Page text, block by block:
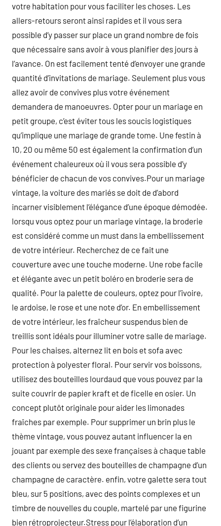
votre habitation pour vous faciliter les choses. Les
allers-retours seront ainsi rapides et il vous sera
possible d’y passer sur place un grand nombre de fois
que nécessaire sans avoir à vous planifier des jours à
l’avance. On est facilement tenté d’envoyer une grande
quantité d’invitations de mariage. Seulement plus vous
allez avoir de convives plus votre événement
demandera de manoeuvres. Opter pour un mariage en
petit groupe, c’est éviter tous les soucis logistiques
qu’implique une mariage de grande tome. Une festin à
10, 20 ou même 50 est également la confirmation d’un
événement chaleureux où il vous sera possible d’y
bénéficier de chacun de vos convives.Pour un mariage
vintage, la voiture des mariés se doit de d’abord
incarner visiblement l’élégance d’une époque démodée.
lorsqu vous optez pour un mariage vintage, la broderie
est considéré comme un must dans la embellissement
de votre intérieur. Recherchez de ce fait une
couverture avec une touche moderne. Une robe facile
et élégante avec un petit boléro en broderie sera de
qualité. Pour la palette de couleurs, optez pour l’ivoire,
le ardoise, le rose et une note d’or. En embellissement
de votre intérieur, les fraîcheur suspendus bien de
treillis sont idéals pour illuminer votre salle de mariage.
Pour les chaises, alternez lit en bois et sofa avec
protection à polyester floral. Pour servir vos boissons,
utilisez des bouteilles lourdaud que vous pouvez par la
suite couvrir de papier kraft et de ficelle en osier. Un
concept plutôt originale pour aider les limonades
fraîches par exemple. Pour supprimer un brin plus le
thème vintage, vous pouvez autant influencer la en
jouant par exemple des sexe françaises à chaque table
des clients ou servez des bouteilles de champagne d’un
champagne de caractère. enfin, votre galette sera tout
bleu, sur 5 positions, avec des points complexes et un
timbre de nouvelles du couple, martelé par une figurine
bien rétroprojecteur.Stress pour l’élaboration d’un